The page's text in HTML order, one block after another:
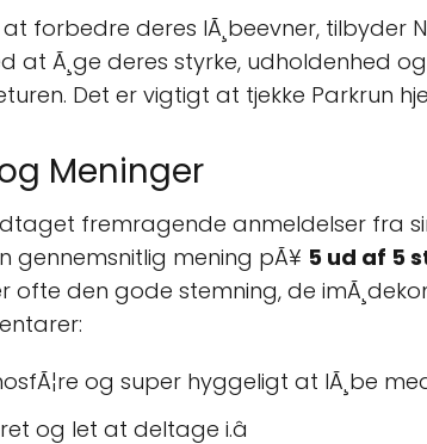
at forbedre deres lÃ¸beevner, tilbyder
at Ã¸ge deres styrke, udholdenhed
Det er vigtigt at tjekke Parkrun
Meninger
fremragende anmeldelser fra
gennemsnitlig mening pÃ¥ 5 ud af 5
ofte den gode stemning, de
og super hyggeligt at lÃ¸be med
og let at deltage i.â